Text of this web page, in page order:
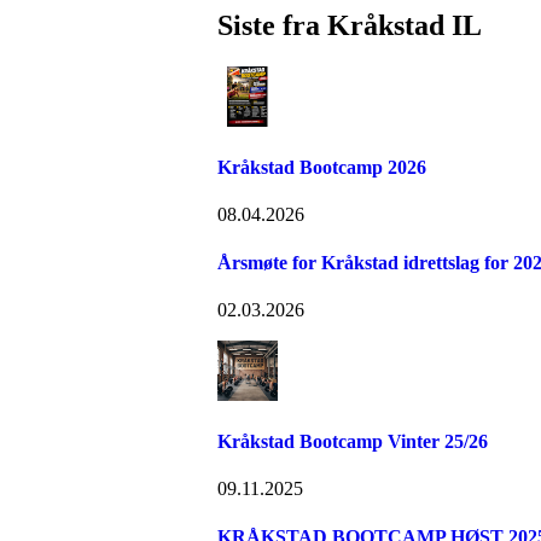
Siste fra Kråkstad IL
Kråkstad Bootcamp 2026
08.04.2026
Årsmøte for Kråkstad idrettslag for
02.03.2026
Kråkstad Bootcamp Vinter 25/26
09.11.2025
KRÅKSTAD BOOTCAMP HØST